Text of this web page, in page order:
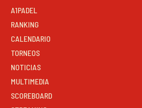
A1PADEL
RANKING
CALENDARIO
TORNEOS
NOTICIAS
MULTIMEDIA
SCOREBOARD